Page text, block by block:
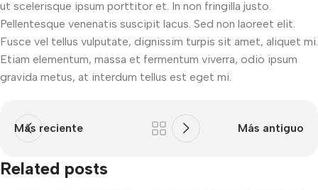
ut scelerisque ipsum porttitor et. In non fringilla justo.
Pellentesque venenatis suscipit lacus. Sed non laoreet elit.
Fusce vel tellus vulputate, dignissim turpis sit amet, aliquet mi.
Etiam elementum, massa et fermentum viverra, odio ipsum
gravida metus, at interdum tellus est eget mi.
Más reciente Más antiguo
Related posts